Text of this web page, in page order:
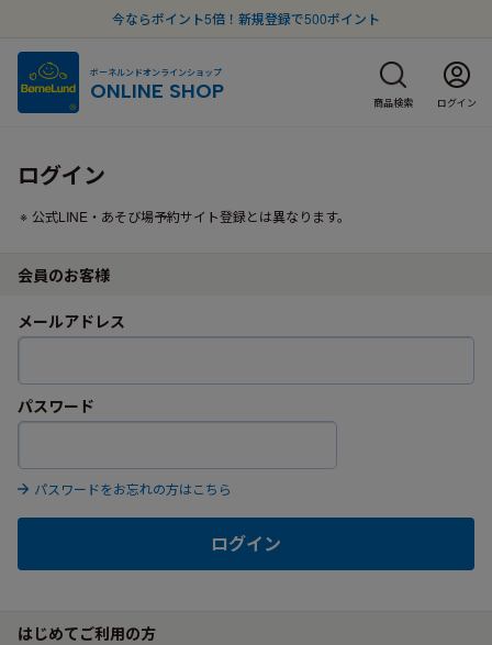
今ならポイント5倍！新規登録で500ポイント
ボーネルンドオンラインショップ
ONLINE SHOP 商品検索 ログイン
ログイン
公式LINE・あそび場予約サイト登録とは異なります。
会員のお客様
メールアドレス
パスワード
パスワードをお忘れの方はこちら
ログイン
はじめてご利用の方